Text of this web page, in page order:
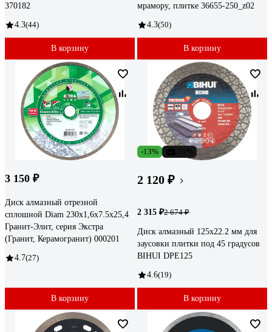
370182
4.3(44)
В корзину
мрамору, плитке 36655-250_z02
4.3(50)
В корзину
3 150 ₽
Диск алмазный отрезной
сплошной Diam 230x1,6x7.5x25,4
Гранит-Элит, серия Экстра
(Гранит, Керамогранит) 000201
4.7(27)
В корзину
-13%
2 120 ₽
2 315 ₽2 674 ₽
Диск алмазный 125х22.2 мм для
заусовки плитки под 45 градусов
BIHUI DPE125
4.6(19)
В корзину